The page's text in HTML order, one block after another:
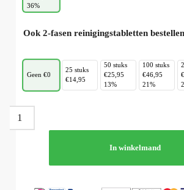
36%
Ook 2-fasen reinigingstabletten bestellen
Geen €0
25 stuks
€14,95
50 stuks
€25,95
13%
100 stuks
€46,95
21%
In winkelmand